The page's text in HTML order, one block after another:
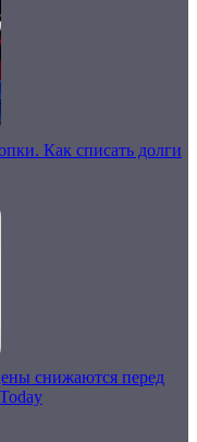
Как списать долги
снижаются перед